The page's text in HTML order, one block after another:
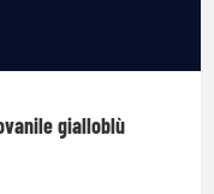
gialloblù